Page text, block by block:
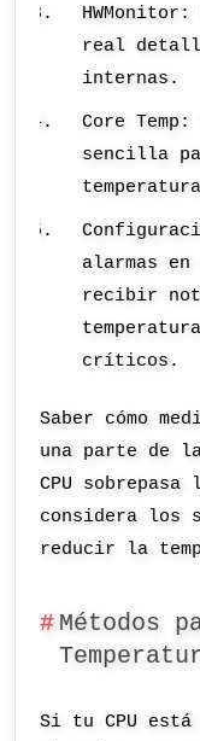
real
internas.
Core
sencilla
alarmas
recibir
críticos.
Saber cómo
una parte de
CPU
considera los
reducir la
Métodos
Si tu CPU está